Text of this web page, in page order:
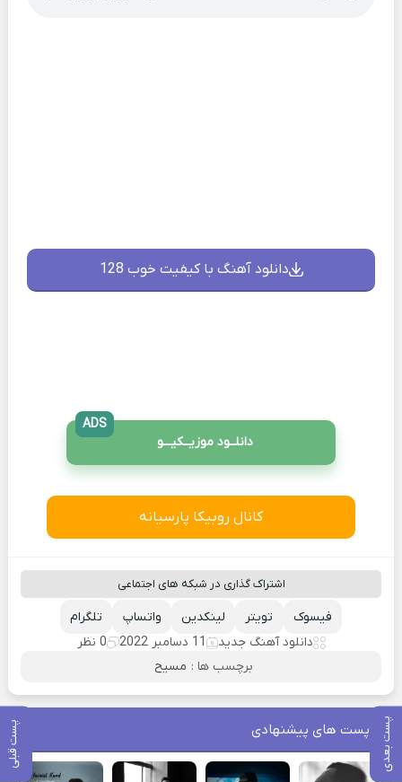
پست بعدی پست قبلی
دانلود آهنگ با کیفیت خوب 128
دانلــود موزیــکیـــو
ADS
کانال روبیکا پارسیانه
اشتراک گذاری در شبکه های اجتماعی
تلگرام واتساپ لینکدین تویتر
فیسوک
دانلود آهنگ جدید
11 دسامبر 2022
0 نظر
برچسب ها : مسیح
پست های پیشنهادی